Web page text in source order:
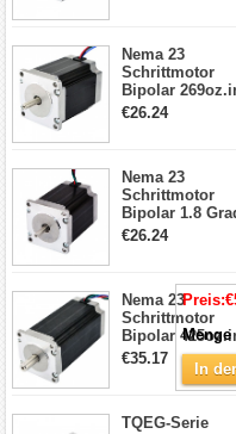
Nema 23
Schrittmotor
Bipolar
2,8A
€26.24
Nema 23
Schrittmotor
Bipolar 1.8
1.9Nm 3A 3.36V
CNC Fräse
€26.24
Nema 23
Schrittmotor
Bipolar
4.2A
4 Draht Hybrid
Schrittmotor
€35.17
TQEG-Serie
Preis:
Menge
In